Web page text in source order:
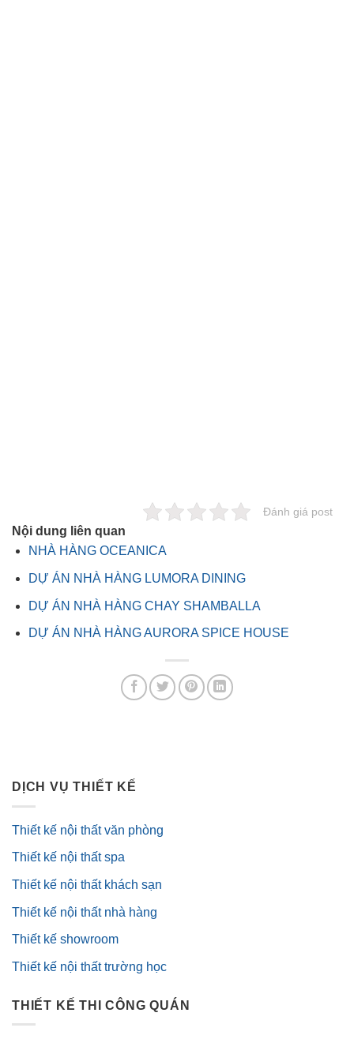
Đánh giá post
Nội dung liên quan
NHÀ HÀNG OCEANICA
DỰ ÁN NHÀ HÀNG LUMORA DINING
DỰ ÁN NHÀ HÀNG CHAY SHAMBALLA
DỰ ÁN NHÀ HÀNG AURORA SPICE HOUSE
DỊCH VỤ THIẾT KẾ
Thiết kế nội thất văn phòng
Thiết kế nội thất spa
Thiết kế nội thất khách sạn
Thiết kế nội thất nhà hàng
Thiết kế showroom
Thiết kế nội thất trường học
THIẾT KẾ THI CÔNG QUÁN